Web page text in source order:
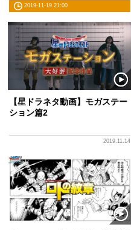
2019-11-19 21:00
【星ドラネタ動画】モガステー
ション篇2
2019.11.14